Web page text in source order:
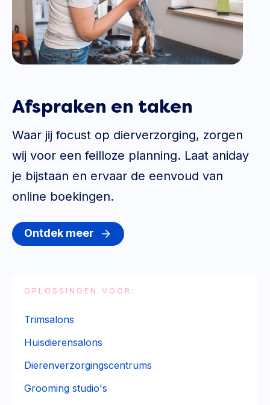
Afspraken en taken
Waar jij focust op dierverzorging, zorgen
wij voor een feilloze planning. Laat aniday
je bijstaan en ervaar de eenvoud van
online boekingen.
Ontdek meer
OPLOSSINGEN VOOR:
Trimsalons
Huisdierensalons
Dierenverzorgingscentrums
Grooming studio's